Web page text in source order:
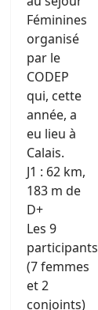
Féminines
organisé
par le
CODEP
qui, cette
année, a
eu lieu à
Calais.
J1 : 62 km,
183 m de
D+
Les 9
participants
(7 femmes
et 2
conjoints)